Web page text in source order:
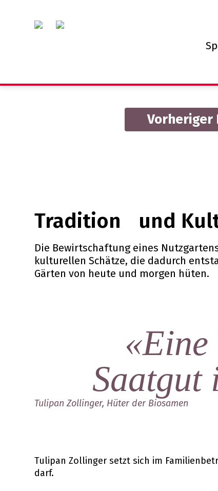
Vorheriger
Tradition und
Die Bewirtschaftung eines
kulturellen Schätze, die dadurch
Gärten von heute und morgen hüten.
Saatgut
Tulipan Zollinger, Hüter der Biosamen
Tulipan Zollinger setzt sich im
darf.